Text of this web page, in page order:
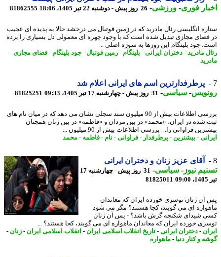
فوری- ورزشی-26 روز پیش - دوشنبه 22 تیر 1405، 18:06 81862555
انگلیسی رئال مادرید که در زمین فوتبال می درخشد حالا به پدیده ای عجیب
مجازی تبدیل شده است که با وجود چهره ای معمولی دل بسیاری را برده
جود بلینگام این روزها به سوژه اصلی ...
مادرید- دختران ایرانی- بلینگام-زمین فوتبال-جود بلینگام-فضای مجازی-
پرطرفدارترین اسم های ایرانی اعلام شد
-سیاسی-31 روز پیش - چهارشنبه 17 تیر 1405، 09:33 81825251
بررسی اطلاعات بیش از 90 میلیون سند سجلی نشان می دهد که در میان نام های
شده در ایران، «محمد» در بین مردان و «فاطمه» در بین زنان همچنان
فراوانی را. - بررسی اطلاعات بیش از 90 میلیون ...
- بیشترین- پرطرفدار -فراوانی- نام -فاطمه-محمد
آقای عزیز زنان و دختران ایرانی
نیوز-سیاسی-
31 روز پیش - چهارشنبه 17
81825011
زنان توسری خورده ایران که معاندان
ای می گویند، کجا هستند؟ مگر می شود
شیدای شکنجه گرش باشد؟ - پس آن زنان
خورده ایران که معاندان ماهواره ای می گویند، کجا هستند؟ ...
- دختران ایرانی- تاریخ انقلاب اسلامی ایران - انقلاب اسلامی ایران - زنان -
و کنار دنیا -ماهواره